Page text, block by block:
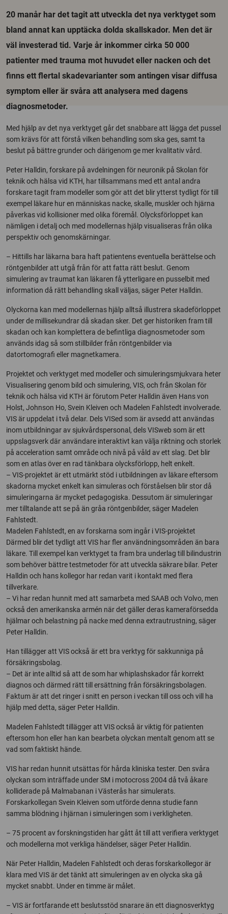
20 manår har det tagit att utveckla det nya verktyget som
bland annat kan upptäcka dolda skallskador. Men det är
väl investerad tid. Varje år inkommer cirka 50 000
patienter med trauma mot huvudet eller nacken och det
finns ett flertal skadevarianter som antingen visar diffusa
symptom eller är svåra att analysera med dagens
diagnosmetoder.
Med hjälp av det nya verktyget går det snabbare att lägga det pussel
som krävs för att förstå vilken behandling som ska ges, samt ta
beslut på bättre grunder och därigenom ge mer kvalitativ vård.
Peter Halldin, forskare på avdelningen för neuronik på Skolan för
teknik och hälsa vid KTH, har tillsammans med ett antal andra
forskare tagit fram modeller som gör att det blir ytterst tydligt för till
exempel läkare hur en människas nacke, skalle, muskler och hjärna
påverkas vid kollisioner med olika föremål. Olycksförloppet kan
nämligen i detalj och med modellernas hjälp visualiseras från olika
perspektiv och genomskärningar.
– Hittills har läkarna bara haft patientens eventuella berättelse och
röntgenbilder att utgå från för att fatta rätt beslut. Genom
simulering av traumat kan läkaren få ytterligare en pusselbit med
information då rätt behandling skall väljas, säger Peter Halldin.
Olyckorna kan med modellernas hjälp alltså illustrera skadeförloppet
under de millisekundrar då skadan sker. Det ger historiken fram till
skadan och kan komplettera de befintliga diagnosmetoder som
används idag så som stillbilder från röntgenbilder via
datortomografi eller magnetkamera.
Projektet och verktyget med modeller och simuleringsmjukvara heter
Visualisering genom bild och simulering, VIS, och från Skolan för
teknik och hälsa vid KTH är förutom Peter Halldin även Hans von
Holst, Johnson Ho, Svein Kleiven och Madelen Fahlstedt involverade.
VIS är uppdelat i två delar. Dels VISed som är avsedd att användas
inom utbildningar av sjukvårdspersonal, dels VISweb som är ett
uppslagsverk där användare interaktivt kan välja riktning och storlek
på acceleration samt område och nivå på våld av ett slag. Det blir
som en atlas över en rad tänkbara olycksförlopp, helt enkelt.
– VIS-projektet är ett utmärkt stöd i utbildningen av läkare eftersom
skadorna mycket enkelt kan simuleras och förståelsen blir stor då
simuleringarna är mycket pedagogiska. Dessutom är simuleringar
mer tilltalande att se på än gråa röntgenbilder, säger Madelen
Fahlstedt.
Madelen Fahlstedt, en av forskarna som ingår i VIS-projektet
Därmed blir det tydligt att VIS har fler användningsområden än bara
läkare. Till exempel kan verktyget ta fram bra underlag till bilindustrin
som behöver bättre testmetoder för att utveckla säkrare bilar. Peter
Halldin och hans kollegor har redan varit i kontakt med flera
tillverkare.
– Vi har redan hunnit med att samarbeta med SAAB och Volvo, men
också den amerikanska armén när det gäller deras kameraförsedda
hjälmar och belastning på nacke med denna extrautrustning, säger
Peter Halldin.
Han tillägger att VIS också är ett bra verktyg för sakkunniga på
försäkringsbolag.
– Det är inte alltid så att de som har whiplashskador får korrekt
diagnos och därmed rätt till ersättning från försäkringsbolagen.
Faktum är att det ringer i snitt en person i veckan till oss och vill ha
hjälp med detta, säger Peter Halldin.
Madelen Fahlstedt tillägger att VIS också är viktig för patienten
eftersom hon eller han kan bearbeta olyckan mentalt genom att se
vad som faktiskt hände.
VIS har redan hunnit utsättas för hårda kliniska tester. Den svåra
olyckan som inträffade under SM i motocross 2004 då två åkare
kolliderade på Malmabanan i Västerås har simulerats.
Forskarkollegan Svein Kleiven som utförde denna studie fann
samma blödning i hjärnan i simuleringen som i verkligheten.
– 75 procent av forskningstiden har gått åt till att verifiera verktyget
och modellerna mot verkliga händelser, säger Peter Halldin.
När Peter Halldin, Madelen Fahlstedt och deras forskarkollegor är
klara med VIS är det tänkt att simuleringen av en olycka ska gå
mycket snabbt. Under en timme är målet.
– VIS är fortfarande ett beslutsstöd snarare än ett diagnosverktyg